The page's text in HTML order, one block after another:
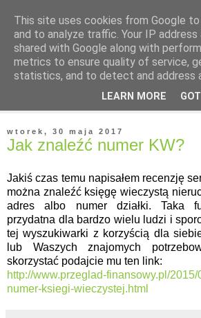
wtorek, 30 maja 2017
Jak znaleźć numer KW?
Jakiś czas temu napisałem recenzję
można znaleźć księgę wieczystą
adres albo numer działki. Taka
przydatna dla bardzo wielu ludzi i
tej wyszukiwarki z korzyścią dla
lub Waszych znajomych
skorzystać podajcie mu ten link:
http://www.przeglad-finansowy.pl/
numer-ksiegi-wieczystej.html
This site uses cookies from Google
and to analyze traffic. Your IP address
shared with Google along with
metrics to ensure quality of service,
statistics, and to detect and address
LEARN MORE